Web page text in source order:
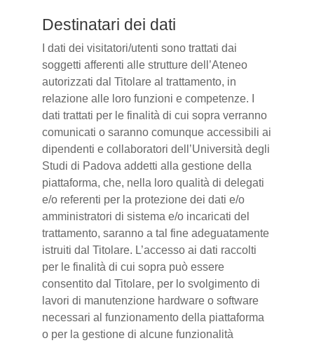
Destinatari dei dati
I dati dei visitatori/utenti sono trattati dai
soggetti afferenti alle strutture dell’Ateneo
autorizzati dal Titolare al trattamento, in
relazione alle loro funzioni e competenze. I
dati trattati per le finalità di cui sopra verranno
comunicati o saranno comunque accessibili ai
dipendenti e collaboratori dell’Università degli
Studi di Padova addetti alla gestione della
piattaforma, che, nella loro qualità di delegati
e/o referenti per la protezione dei dati e/o
amministratori di sistema e/o incaricati del
trattamento, saranno a tal fine adeguatamente
istruiti dal Titolare. L’accesso ai dati raccolti
per le finalità di cui sopra può essere
consentito dal Titolare, per lo svolgimento di
lavori di manutenzione hardware o software
necessari al funzionamento della piattaforma
o per la gestione di alcune funzionalità